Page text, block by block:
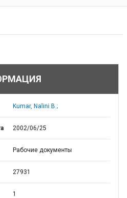
Kumar, Nalini B.;
2002/06/25
Рабочие документы
27931
1